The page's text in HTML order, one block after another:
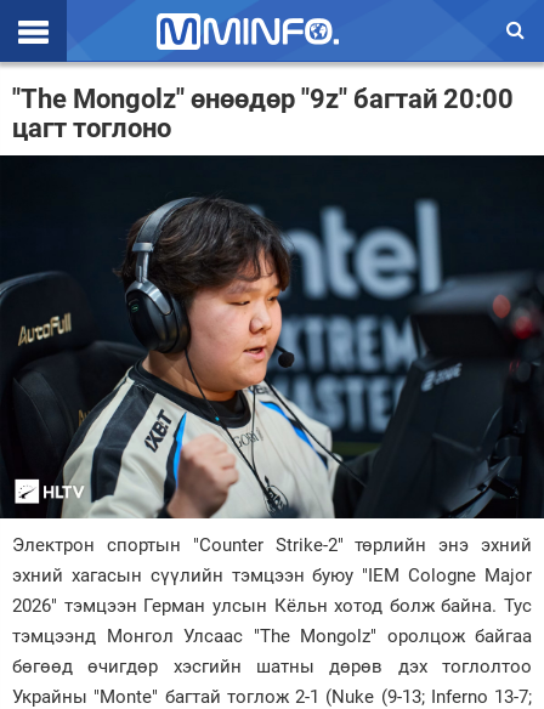
Эхлэл
Цаг агаар
Эдийн засаг
Үзэл бодол
Спорт
Дэлхий
Зурхай
"The Mongolz" өнөөдөр "9z" багтай 20:00
цагт тоглоно
Электрон спортын "Counter Strike-2" төрлийн энэ эхний
эхний хагасын сүүлийн тэмцээн буюу "IEM Cologne Major
2026" тэмцээн Герман улсын Кёльн хотод болж байна. Тус
тэмцээнд Монгол Улсаас "The Mongolz" оролцож байгаа
бөгөөд өчигдөр хэсгийн шатны дөрөв дэх тоглолтоо
Украйны "Monte" багтай тоглож 2-1 (Nuke (9-13; Inferno 13-7;